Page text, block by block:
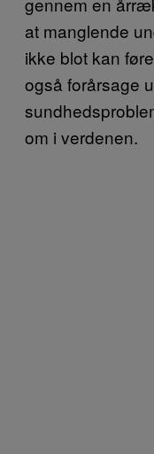
at manglende
ikke blot kan
også forårsage
om i verdenen.